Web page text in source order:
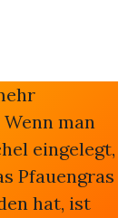
man
eingelegt,
Pfauengras
hat, ist